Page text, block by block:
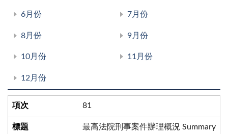
6月份 7月份
8月份 9月份
10月份 11月份
12月份
81
最高法院刑事案件辦理概況 Summary